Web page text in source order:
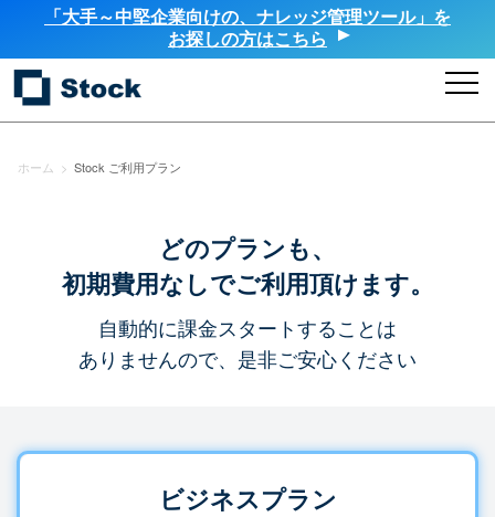
「大手～中堅企業向けの、ナレッジ管理ツール」を
お探しの方はこちら
ホーム > Stock ご利用プラン
どのプランも、
初期費用なしでご利用頂けます。
自動的に課金スタートすることは
ありませんので、是非ご安心ください
ビジネスプラン